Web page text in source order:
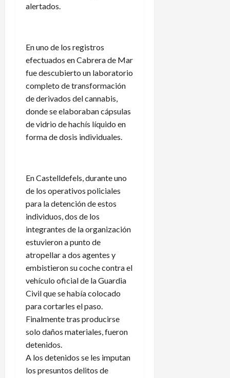
alertados.
En uno de los registros
efectuados en Cabrera de Mar
fue descubierto un laboratorio
completo de transformación
de derivados del cannabis,
donde se elaboraban cápsulas
de vidrio de hachís líquido en
forma de dosis individuales.
En Castelldefels, durante uno
de los operativos policiales
para la detención de estos
individuos, dos de los
integrantes de la organización
estuvieron a punto de
atropellar a dos agentes y
embistieron su coche contra el
vehículo oficial de la Guardia
Civil que se había colocado
para cortarles el paso.
Finalmente tras producirse
solo daños materiales, fueron
detenidos.
A los detenidos se les imputan
los presuntos delitos de